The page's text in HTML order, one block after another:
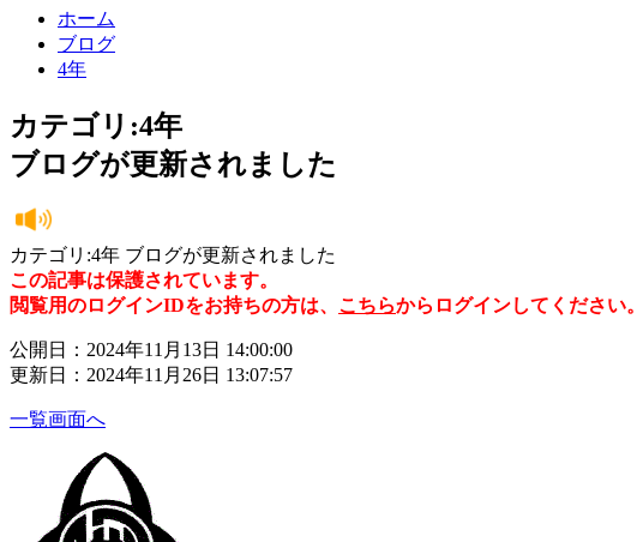
ホーム
ブログ
4年
カテゴリ:4年
ブログが更新されました
カテゴリ:4年 ブログが更新されました
この記事は保護されています。
閲覧用のログインIDをお持ちの方は、 こちらからログインしてください。
公開日：2024年11月13日 14:00:00
更新日：2024年11月26日 13:07:57
一覧画面へ